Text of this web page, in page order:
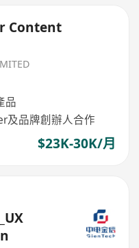
Content
品
及品牌創辦人合作
$23K-30K/月